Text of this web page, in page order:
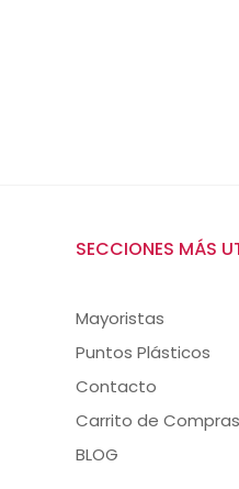
SECCIONES MÁS
Mayoristas
Puntos Plásticos
Contacto
Carrito de Compras
BLOG